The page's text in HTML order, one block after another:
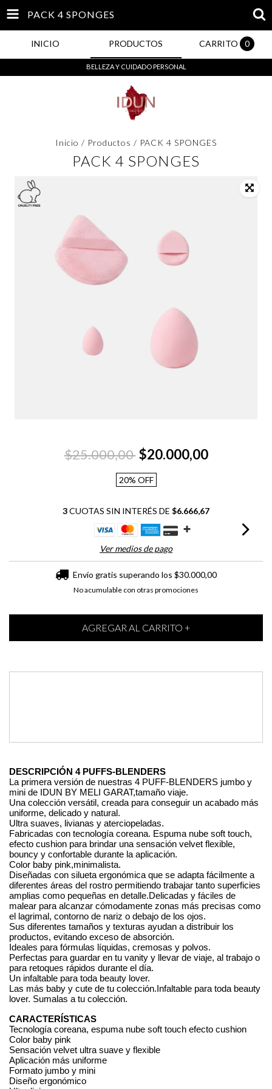
PACK 4 SPONGES
INICIO PRODUCTOS CARRITO 0
BELLEZA Y CUIDADO PERSONAL
Inicio / Productos / PACK 4 SPONGES
PACK 4 SPONGES
$25.000,00 $20.000,00
20% OFF
3CUOTAS SIN INTERÉS DE $6.666,67
Ver medios de pago
Envío gratis superando los $30.000,00
No acumulable con otras promociones
DESCRIPCIÓN 4 PUFFS-BLENDERS
La primera versión de nuestras 4 PUFF-BLENDERS jumbo y
mini de IDUN BY MELI GARAT,tamaño viaje.
Una colección versátil, creada para conseguir un acabado más
uniforme, delicado y natural.
Ultra suaves, livianas y aterciopeladas.
Fabricadas con tecnología coreana. Espuma nube soft touch,
efecto cushion para brindar una sensación velvet flexible,
bouncy y confortable durante la aplicación.
Color baby pink,minimalista.
Diseñadas con silueta ergonómica que se adapta fácilmente a
diferentes áreas del rostro permitiendo trabajar tanto superficies
amplias como pequeñas en detalle.Delicadas y fáciles de
malear para alcanzar cómodamente zonas más precisas como
el lagrimal, contorno de nariz o debajo de los ojos.
Sus diferentes tamaños y texturas ayudan a distribuir los
productos, evitando exceso de absorción.
Ideales para fórmulas líquidas, cremosas y polvos.
Perfectas para guardar en tu vanity y llevar de viaje, al trabajo o
para retoques rápidos durante el día.
Un infaltable para toda beauty lover.
Las más baby y cute de tu colección.Infaltable para toda beauty
lover. Sumalas a tu colección.
CARACTERÍSTICAS
Tecnología coreana, espuma nube soft touch efecto cushion
Color baby pink
Sensación velvet ultra suave y flexible
Aplicación más uniforme
Formato jumbo y mini
Diseño ergonómico